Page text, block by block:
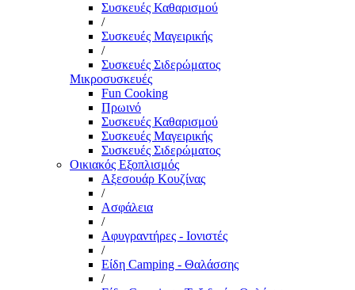
Συσκευές Καθαρισμού
/
Συσκευές Μαγειρικής
/
Συσκευές Σιδερώματος
Μικροσυσκευές
Fun Cooking
Πρωινό
Συσκευές Καθαρισμού
Συσκευές Μαγειρικής
Συσκευές Σιδερώματος
Οικιακός Εξοπλισμός
Αξεσουάρ Κουζίνας
/
Ασφάλεια
/
Αφυγραντήρες - Ιονιστές
/
Είδη Camping - Θαλάσσης
/